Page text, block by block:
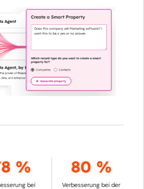
bei
80 %
Verbesserung bei der